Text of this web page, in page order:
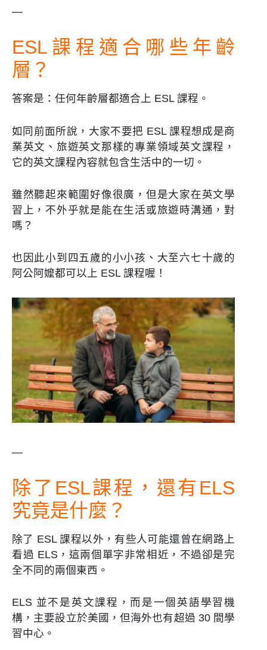
—
ESL課程適合哪些年齡
層？
答案是：任何年齡層都適合上 ESL 課程。
如同前面所說，大家不要把 ESL 課程想成是商
業英文、旅遊英文那樣的專業領域英文課程，
它的英文課程內容就包含生活中的一切。
雖然聽起來範圍好像很廣，但是大家在英文學
習上，不外乎就是能在生活或旅遊時溝通，對
嗎？
也因此小到四五歲的小小孩、大至六七十歲的
阿公阿嬤都可以上 ESL 課程喔！
—
除了ESL課程，還有ELS
究竟是什麼？
除了 ESL 課程以外，有些人可能還曾在網路上
看過 ELS，這兩個單字非常相近，不過卻是完
全不同的兩個東西。
ELS 並不是英文課程，而是一個英語學習機
構，主要設立於美國，但海外也有超過 30 間學
習中心。